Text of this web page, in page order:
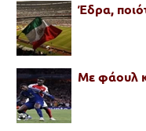
Έδρα,
Με φάουλ